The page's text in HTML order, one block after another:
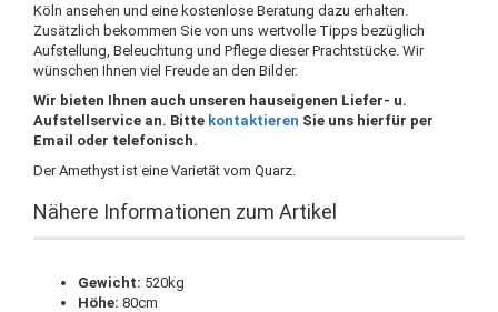
Köln ansehen und eine kostenlose Beratung dazu erhalten.
Zusätzlich bekommen Sie von uns wertvolle Tipps bezüglich
Aufstellung, Beleuchtung und Pflege dieser Prachtstücke. Wir
wünschen Ihnen viel Freude an den Bilder.
Wir bieten Ihnen auch unseren hauseigenen Liefer- u.
Aufstellservice an. Bitte kontaktieren Sie uns hierfür per
Email oder telefonisch.
Der Amethyst ist eine Varietät vom Quarz.
Nähere Informationen zum Artikel
Gewicht: 520kg
Höhe: 80cm